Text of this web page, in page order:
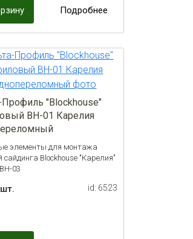
Подробнее
Профиль "Blockhouse"
BH-01 Карелия
элементы для монтажа
сайдинга Blockhouse "Карелия"
03
шт. id: 6523